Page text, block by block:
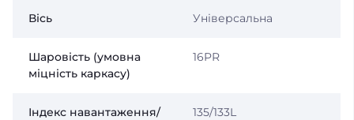
Вісь Універсальна
Шаровість (умовна
міцність каркасу)
16PR
Індекс навантаження/
135/133L